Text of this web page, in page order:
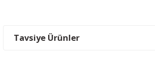
Görüş ve önerileriniz için teşekkür ederiz.
Tavsiye Ürünler